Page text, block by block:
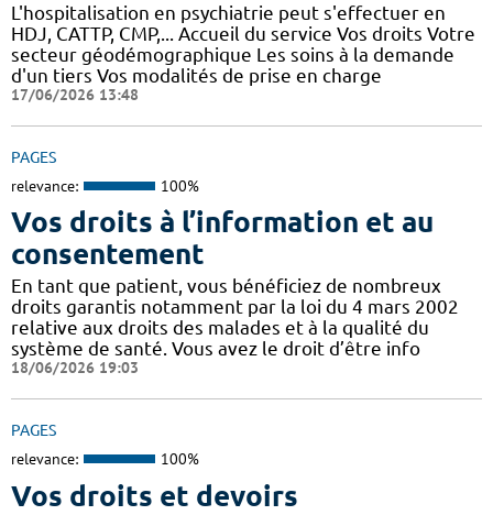
L'hospitalisation en psychiatrie peut s'effectuer en
HDJ, CATTP, CMP,... Accueil du service Vos droits Votre
secteur géodémographique Les soins à la demande
d'un tiers Vos modalités de prise en charge
17/06/2026 13:48
PAGES
relevance: 100%
Vos droits à l’information et au
consentement
En tant que patient, vous bénéficiez de nombreux
droits garantis notamment par la loi du 4 mars 2002
relative aux droits des malades et à la qualité du
système de santé. Vous avez le droit d’être info
18/06/2026 19:03
PAGES
relevance: 100%
Vos droits et devoirs